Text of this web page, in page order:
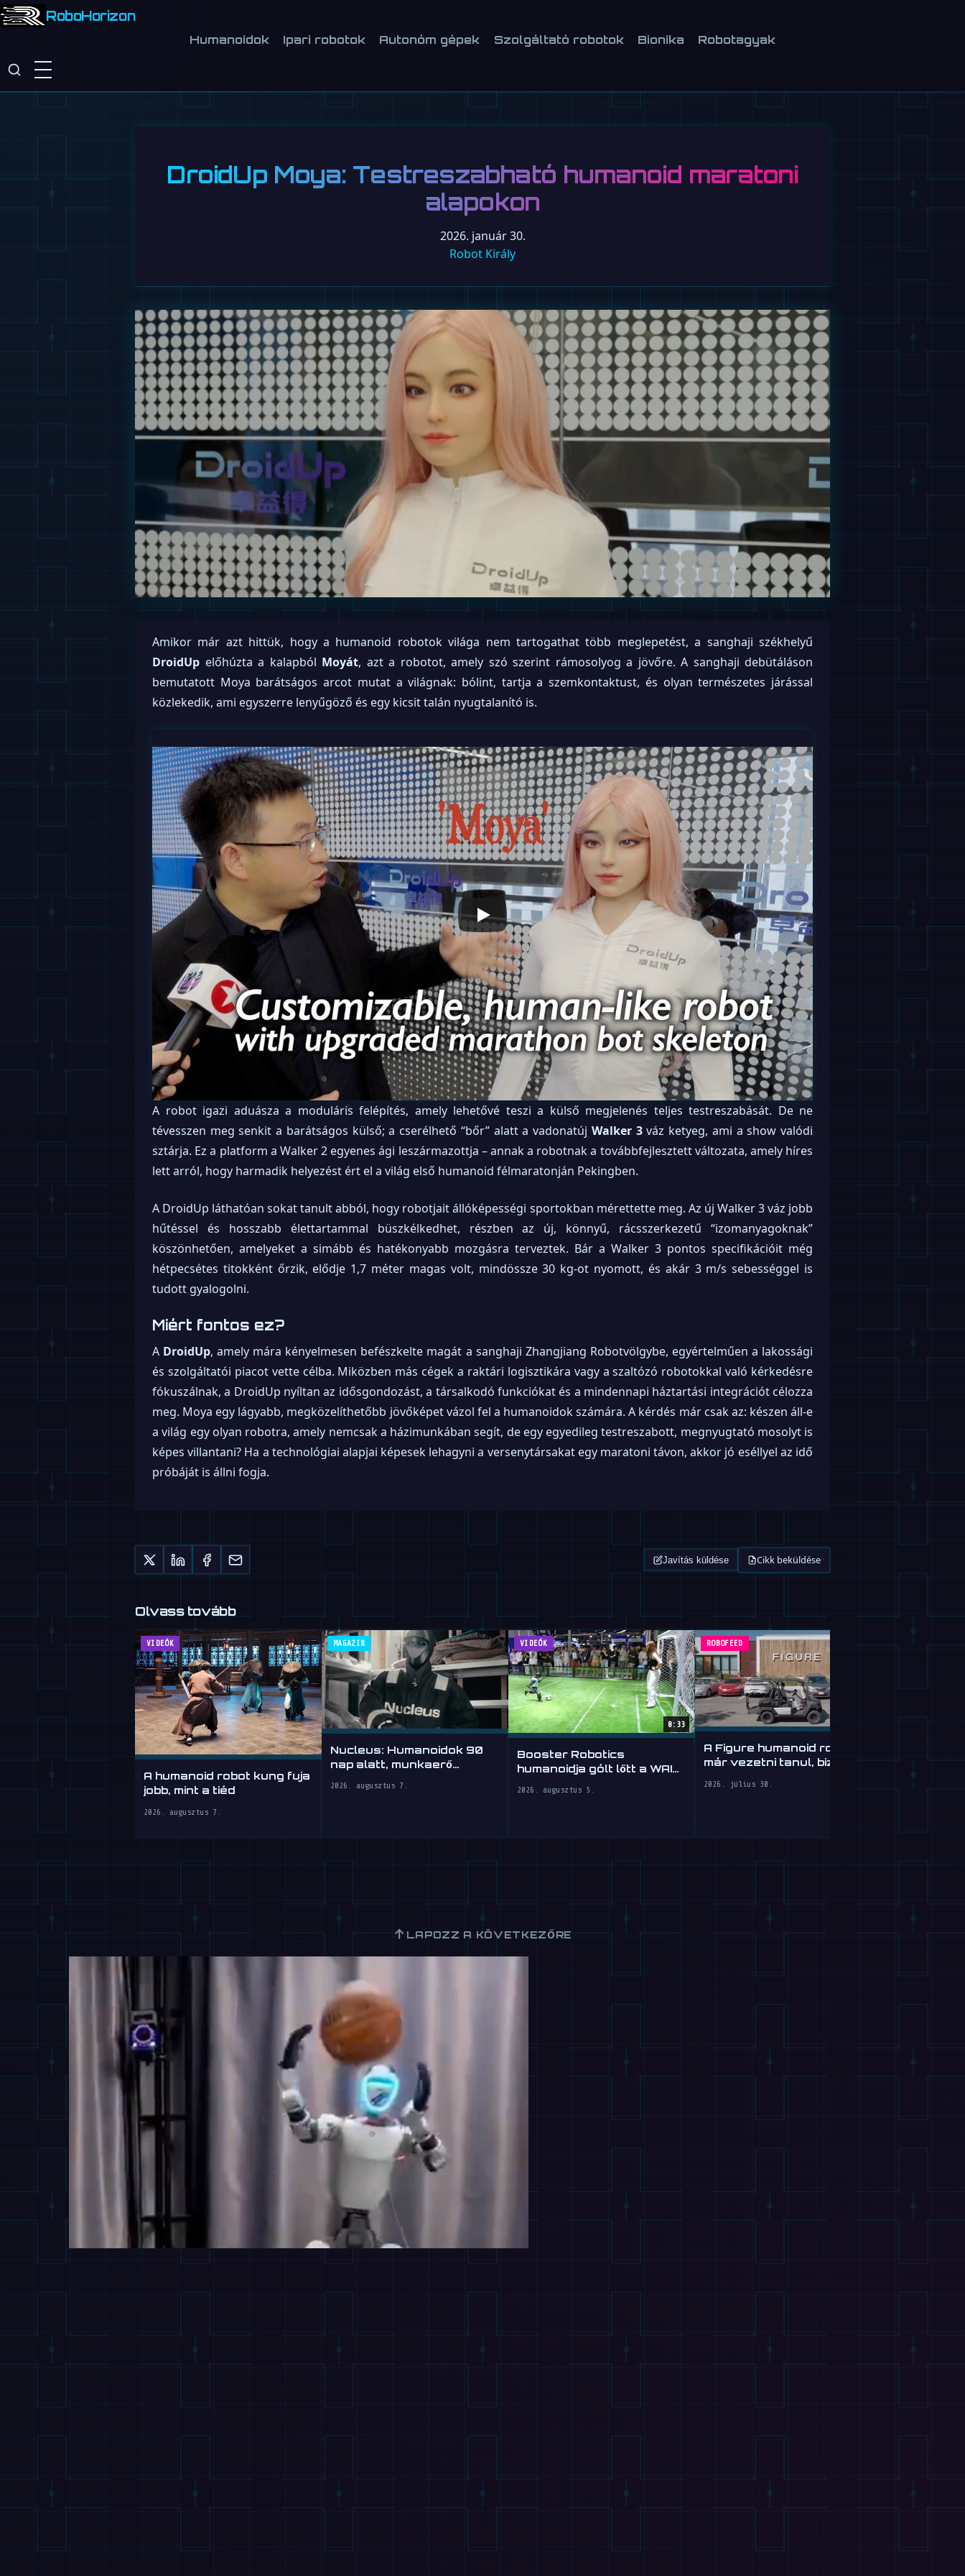
RoboHorizon
Humanoidok Ipari robotok Autonóm gépek Szolgáltató robotok Bionika Robotagyak
DroidUp Moya: Testreszabható humanoid maratoni
alapokon
2026. január 30.
Robot Király
Amikor már azt hittük, hogy a humanoid robotok világa nem tartogathat több meglepetést, a sanghaji székhelyű
DroidUp előhúzta a kalapból Moyát, azt a robotot, amely szó szerint rámosolyog a jövőre. A sanghaji debütáláson
bemutatott Moya barátságos arcot mutat a világnak: bólint, tartja a szemkontaktust, és olyan természetes járással
közlekedik, ami egyszerre lenyűgöző és egy kicsit talán nyugtalanító is.
A robot igazi aduásza a moduláris felépítés, amely lehetővé teszi a külső megjelenés teljes testreszabását. De ne
tévesszen meg senkit a barátságos külső; a cserélhető “bőr” alatt a vadonatúj Walker 3váz ketyeg, ami a show valódi
sztárja. Ez a platform a Walker 2 egyenes ági leszármazottja – annak a robotnak a továbbfejlesztett változata, amely híres
lett arról, hogy harmadik helyezést ért el a világ első humanoid félmaratonján Pekingben.
A DroidUp láthatóan sokat tanult abból, hogy robotjait állóképességi sportokban mérettette meg. Az új Walker 3 váz jobb
hűtéssel és hosszabb élettartammal büszkélkedhet, részben az új, könnyű, rácsszerkezetű “izomanyagoknak”
köszönhetően, amelyeket a simább és hatékonyabb mozgásra terveztek. Bár a Walker 3 pontos specifikációit még
hétpecsétes titokként őrzik, elődje 1,7 méter magas volt, mindössze 30 kg-ot nyomott, és akár 3 m/s sebességgel is
tudott gyalogolni.
Miért fontos ez?
A DroidUp, amely mára kényelmesen befészkelte magát a sanghaji Zhangjiang Robotvölgybe, egyértelműen a lakossági
és szolgáltatói piacot vette célba. Miközben más cégek a raktári logisztikára vagy a szaltózó robotokkal való kérkedésre
fókuszálnak, a DroidUp nyíltan az idősgondozást, a társalkodó funkciókat és a mindennapi háztartási integrációt célozza
meg. Moya egy lágyabb, megközelíthetőbb jövőképet vázol fel a humanoidok számára. A kérdés már csak az: készen áll-e
a világ egy olyan robotra, amely nemcsak a házimunkában segít, de egy egyedileg testreszabott, megnyugtató mosolyt is
képes villantani? Ha a technológiai alapjai képesek lehagyni a versenytársakat egy maratoni távon, akkor jó eséllyel az idő
próbáját is állni fogja.
Javítás küldése Cikk beküldése
Olvass tovább
VIDEÓK
A humanoid robot kung fuja
jobb, mint a tiéd
2026. augusztus 7.
MAGAZIN
Nucleus: Humanoidok 90
nap alatt, munkaerő
2026. augusztus 7.
VIDEÓK
0:33
Booster Robotics
humanoidja gólt lőtt a WAIC
2026. augusztus 5.
ROBOFEED
A Figure humanoid robotja
már vezetni tanul, bizonyos
2026. július 30.
↑ LAPOZZ A KÖVETKEZŐRE